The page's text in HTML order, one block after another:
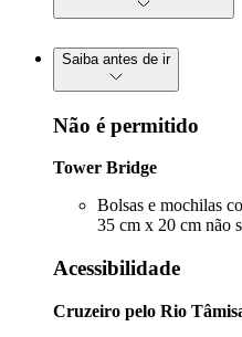
Saiba antes de ir
Não é permitido
Tower Bridge
Bolsas e mochilas
35 cm x 20 cm não
Acessibilidade
Cruzeiro pelo Rio